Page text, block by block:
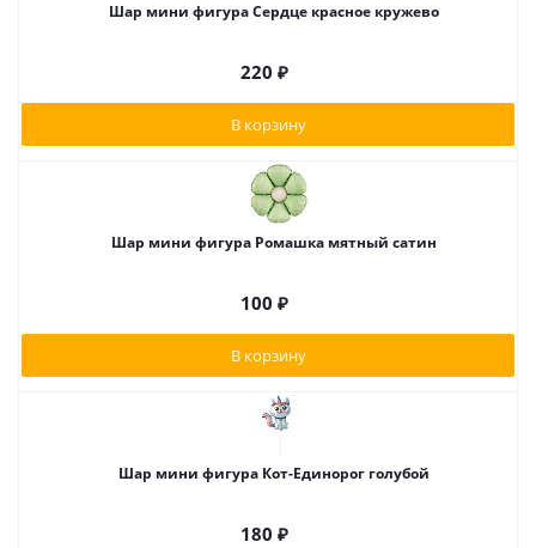
Шар мини фигура Сердце красное кружево
220 ₽
В корзину
Шар мини фигура Ромашка мятный сатин
100 ₽
В корзину
Шар мини фигура Кот-Единорог голубой
180 ₽